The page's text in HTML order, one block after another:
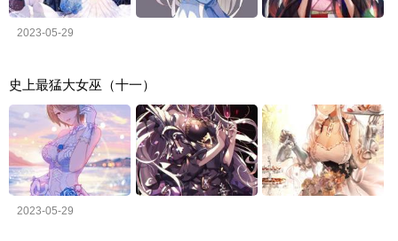
2023-05-29
史上最猛大女巫（十一）
2023-05-29